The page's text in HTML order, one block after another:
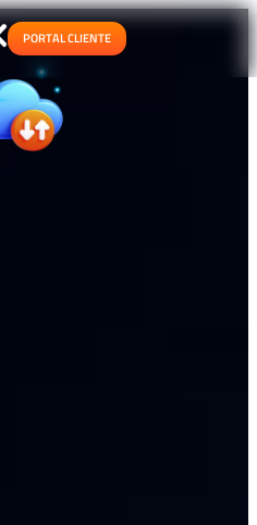
PORTAL CLIENTE